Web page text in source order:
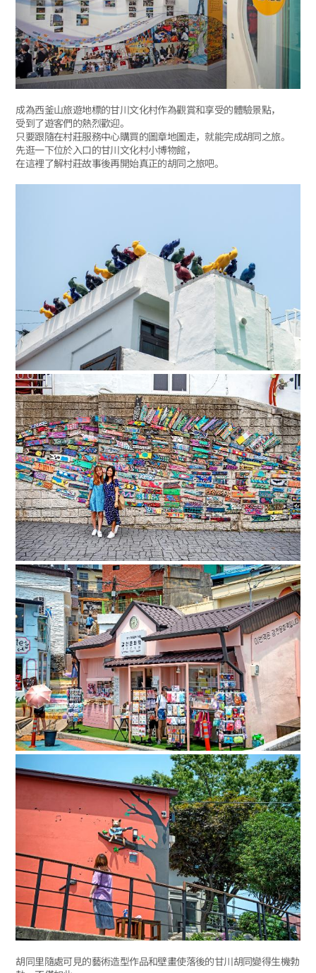
成為西釜山旅遊地標的甘川文化村作為觀賞和享受的體驗景點，
受到了遊客們的熱烈歡迎。
只要跟隨在村莊服務中心購買的圖章地圖走，就能完成胡同之旅。
先逛一下位於入口的甘川文化村小博物館，
在這裡了解村莊故事後再開始真正的胡同之旅吧。
胡同里隨處可見的藝術造型作品和壁畫使落後的甘川胡同變得生機勃